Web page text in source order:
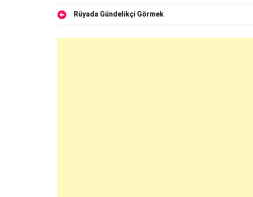
Yazı
gezinmesi
Rüyada Gündelikçi Görmek